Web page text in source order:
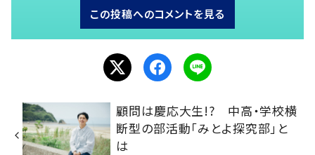
この投稿へのコメントを見る
顧問は慶応大生!? 中高・学校横
断型の部活動「みとよ探究部」と
は